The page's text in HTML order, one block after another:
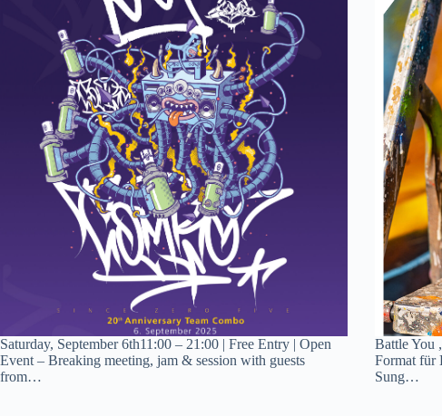
Saturday, September 6th11:00 – 21:00 | Free Entry | Open
Event – Breaking meeting, jam & session with guests
from…
Battle You
Format für
Sung…